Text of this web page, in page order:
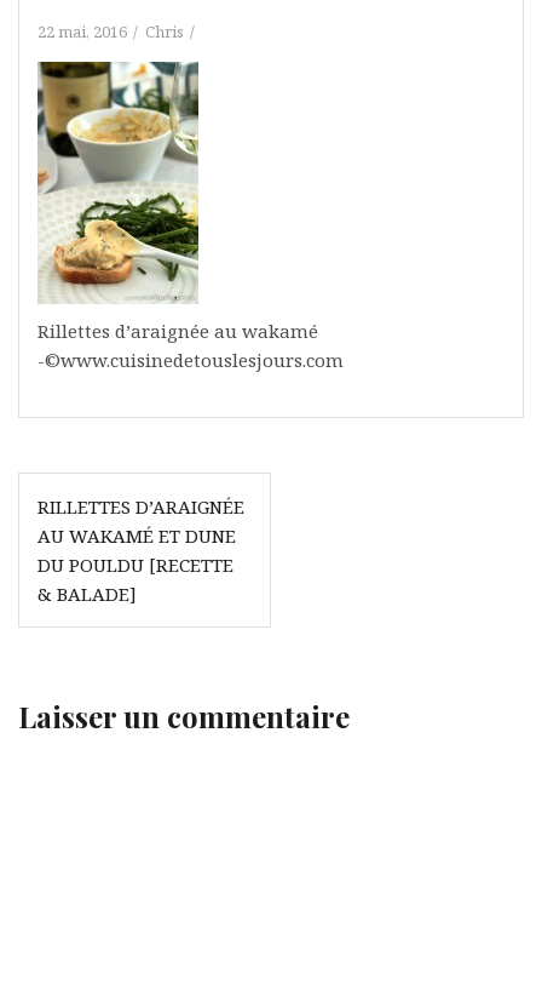
22 mai, 2016 Chris
Rillettes d’araignée au wakamé
-©www.cuisinedetouslesjours.com
Navigation
de
l’article
RILLETTES D’ARAIGNÉE
AU WAKAMÉ ET DUNE
DU POULDU [RECETTE
& BALADE]
Laisser un commentaire